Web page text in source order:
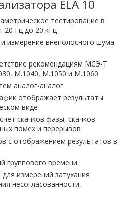
ELA 10
тестирование в
20 Гц до 20 кГц
измерение внеполосного шума
рекомендациям МСЭ-T
M.1040, M.1050 и M.1060
аналог-аналог
отображает результаты
виде
скачков фазы, скачков
помех и перерывов
с отображением результатов в
группового времени
измерений затухания
несогласованности,